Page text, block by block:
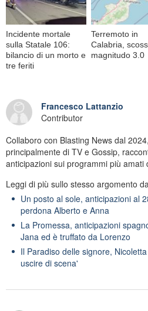
Incidente mortale
sulla Statale 106:
bilancio di un morto e
tre feriti
Terremoto in
Calabria,
magnitudo 3.0
Francesco Lattanzio
Contributor
Collaboro con Blasting News dal
principalmente di TV e Gossip,
anticipazioni sui programmi più amati
Leggi di più sullo stesso argomento
Un posto al sole, anticipazioni al
perdona Alberto e Anna
La Promessa, anticipazioni
Jana ed è truffato da Lorenzo
Il Paradiso delle signore,
uscire di scena'